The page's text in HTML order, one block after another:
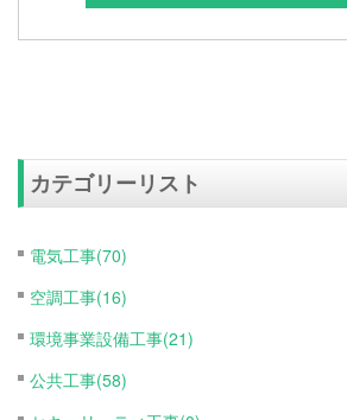
カテゴリーリスト
電気工事(70)
空調工事(16)
環境事業設備工事(21)
公共工事(58)